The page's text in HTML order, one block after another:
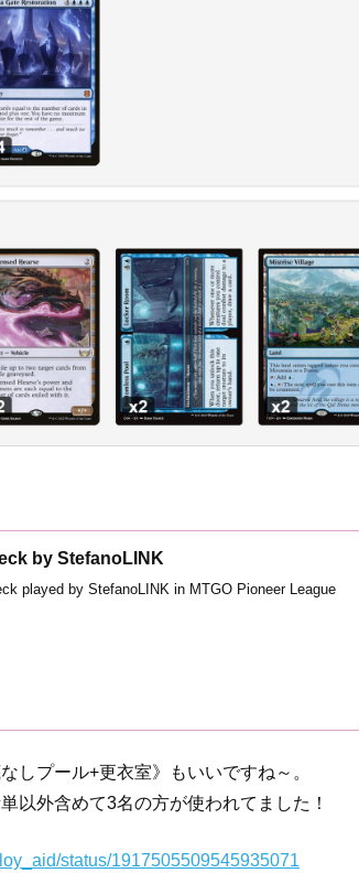
by StefanoLINK
played by StefanoLINK in MTGO Pioneer League
しプール+更衣室》もいいですね～。
以外含めて3名の方が使われてました！
status/1917505509545935071